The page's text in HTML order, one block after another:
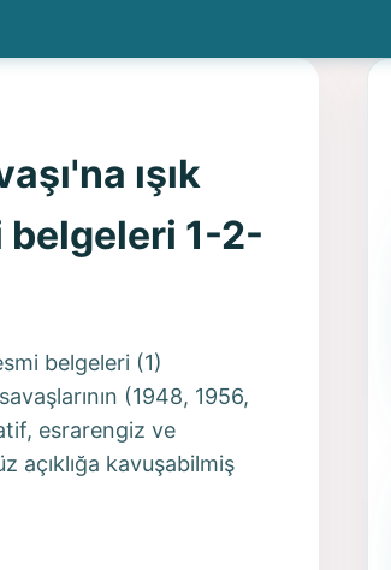
ışık
belgeleri 1-2-
belgeleri (1)
(1948, 1956,
esrarengiz ve
açıklığa kavuşabilmiş